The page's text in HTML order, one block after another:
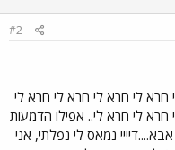
#2
לי חרא לי חרא לי חרא לי
לי חרא לי.. אפילו הדמעות
נמאס לי נפלתי, אני